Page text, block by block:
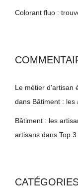
Colorant fluo :
Le métier d'artisan
dans Bâtiment :
Bâtiment : les
artisans dans Top